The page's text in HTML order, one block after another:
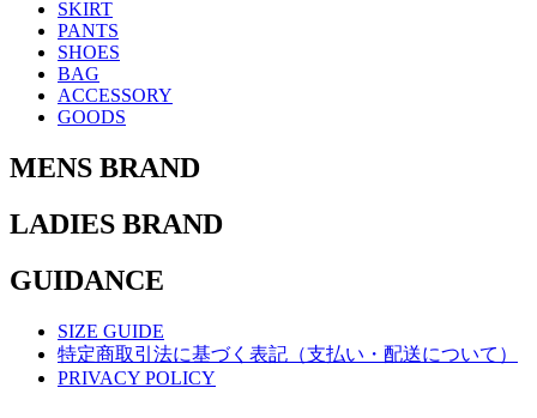
SKIRT
PANTS
SHOES
BAG
ACCESSORY
GOODS
MENS BRAND
LADIES BRAND
GUIDANCE
SIZE GUIDE
特定商取引法に基づく表記（支払い・配送について）
PRIVACY POLICY